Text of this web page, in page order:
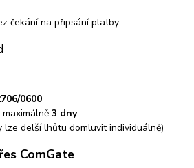
čekání na připsání platby
0600
maximálně3 dny
lze delší lhůtu domluvit individuálně)
ComGate